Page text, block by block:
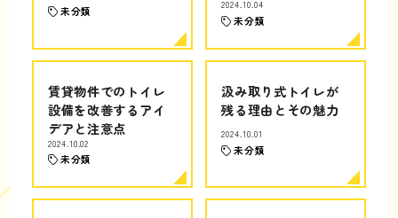
未分類
2024.10.04
未分類
賃貸物件でのトイレ
設備を改善するアイ
デアと注意点
2024.10.02
未分類
汲み取り式トイレが
残る理由とその魅力
2024.10.01
未分類